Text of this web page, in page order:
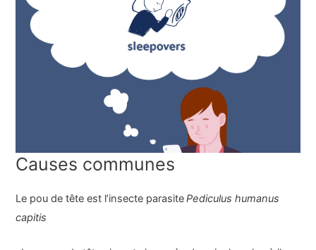
Causes communes
Le pou de tête est l’insecte parasitePediculus humanus
capitis